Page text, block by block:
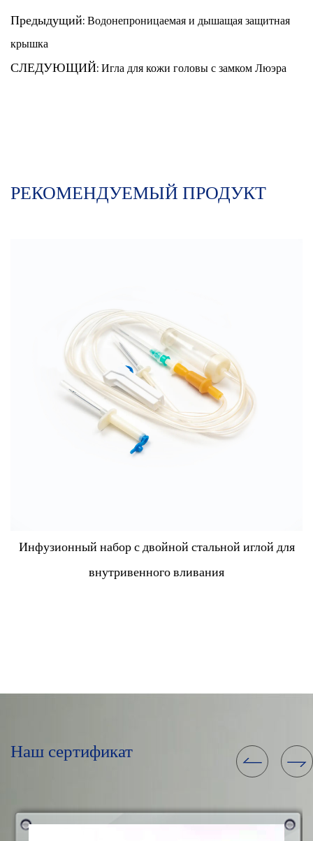
Предыдущий: Водонепроницаемая и дышащая защитная
крышка
СЛЕДУЮЩИЙ: Игла для кожи головы с замком Люэра
РЕКОМЕНДУЕМЫЙ ПРОДУКТ
Инфузор с прецизионным регулятором
Наш сертификат